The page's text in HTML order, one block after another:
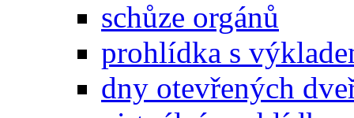
schůze orgánů
prohlídka s
dny otevřených